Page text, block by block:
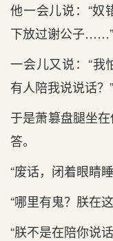
他一会儿说：“
下放过谢公子……”
一会儿又说：“
有人陪我说说话？”
于是萧篡盘腿坐
答。
“废话，闭着眼睛
“哪里有鬼？朕在
“朕不是在陪你说